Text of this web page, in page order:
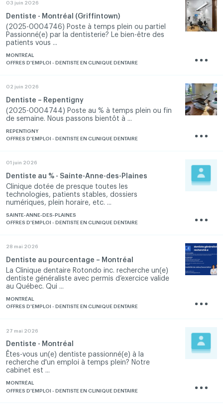
Dentiste - Montréal (Griffintown)
(2025-0004746) Poste à temps plein ou partiel
Passionné(e) par la dentisterie? Le bien-être des
patients vous ...
03 juin 2026
MONTRÉAL
OFFRES D'EMPLOI - DENTISTE EN CLINIQUE DENTAIRE
Dentiste – Repentigny
(2025-0004744) Poste au % à temps plein ou fin
de semaine. Nous passons bientôt à ...
02 juin 2026
REPENTIGNY
OFFRES D'EMPLOI - DENTISTE EN CLINIQUE DENTAIRE
Dentiste au % - Sainte-Anne-des-Plaines
Clinique dotée de presque toutes les
technologies, patients stables, dossiers
numériques, plein horaire, etc. ...
01 juin 2026
SAINTE-ANNE-DES-PLAINES
OFFRES D'EMPLOI - DENTISTE EN CLINIQUE DENTAIRE
Dentiste au pourcentage – Montréal
La Clinique dentaire Rotondo inc. recherche un(e)
dentiste généraliste avec permis d’exercice valide
au Québec. Qui ...
28 mai 2026
MONTRÉAL
OFFRES D'EMPLOI - DENTISTE EN CLINIQUE DENTAIRE
Dentiste - Montréal
Êtes-vous un(e) dentiste passionné(e) à la
recherche d'un emploi à temps plein? Notre
cabinet est ...
27 mai 2026
MONTRÉAL
OFFRES D'EMPLOI - DENTISTE EN CLINIQUE DENTAIRE